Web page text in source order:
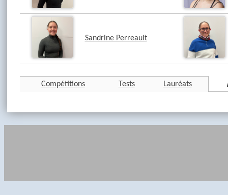
Sandrine Perreault
Compétitions Tests Lauréats